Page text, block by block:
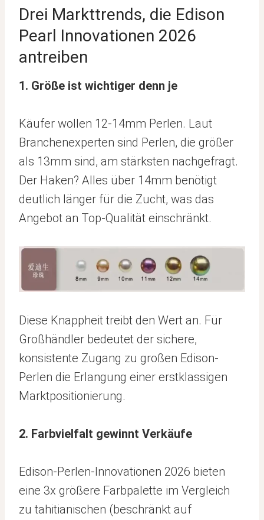
Drei Markttrends, die Edison
Pearl Innovationen 2026
antreiben
1. Größe ist wichtiger denn je
Käufer wollen 12-14mm Perlen. Laut
Branchenexperten sind Perlen, die größer
als 13mm sind, am stärksten nachgefragt.
Der Haken? Alles über 14mm benötigt
deutlich länger für die Zucht, was das
Angebot an Top-Qualität einschränkt.
Diese Knappheit treibt den Wert an. Für
Großhändler bedeutet der sichere,
konsistente Zugang zu großen Edison-
Perlen die Erlangung einer erstklassigen
Marktpositionierung.
2. Farbvielfalt gewinnt Verkäufe
Edison-Perlen-Innovationen 2026 bieten
eine 3x größere Farbpalette im Vergleich
zu tahitianischen (beschränkt auf